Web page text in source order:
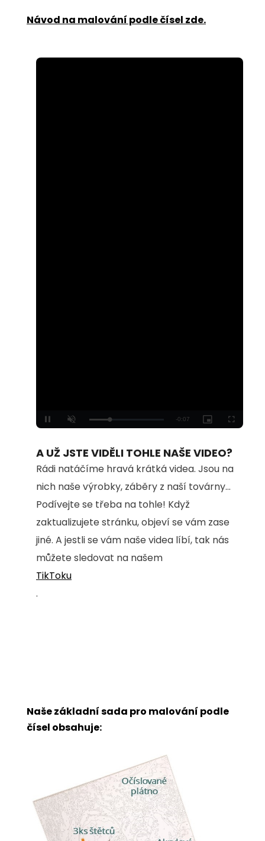
Návod na malování podle čísel zde.
Unmute
100.00%
A UŽ JSTE VIDĚLI TOHLE NAŠE VIDEO?
Rádi natáčíme hravá krátká videa. Jsou na
nich naše výrobky, záběry z naší továrny...
Podívejte se třeba na tohle! Když
zaktualizujete stránku, objeví se vám zase
jiné. A jestli se vám naše videa líbí, tak nás
můžete sledovat na našem
TikToku
.
Naše základní sada pro malování podle
čísel obsahuje: